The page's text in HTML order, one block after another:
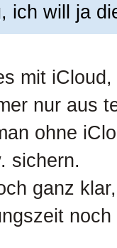
ich will ja
mit
nur aus
ohne
sichern.
ganz